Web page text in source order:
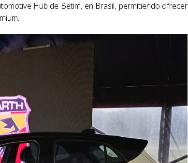
Hub de Betim, en Brasil, permitiendo ofrecer